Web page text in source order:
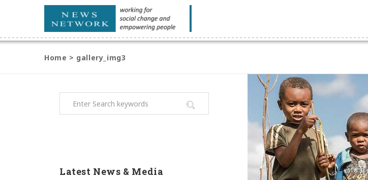
Home > gallery_img3
Latest News & Media